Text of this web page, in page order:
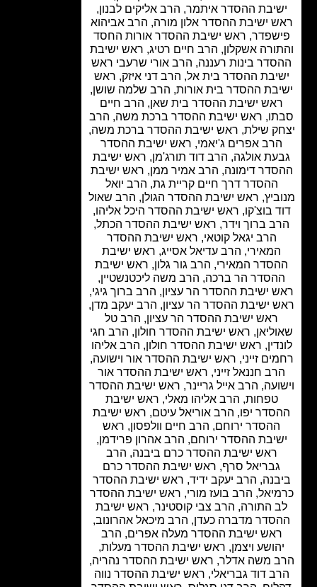
ההסדר איתמר, הרב אליקים לבנון,
ישיבת ההסדר אלון מורה, הרב אביהוא
ראש ישיבת ההסדר אורות החסד
אשקלון, הרב חיים רטיג, ראש ישיבת
בינות רעננה, הרב אורי שרעבי ראש
ההסדר בית אל, הרב דני איזק, ראש
ההסדר בית אורות, הרב שלמה שושן,
ישיבת ההסדר בית שאן, הרב חיים
ראש ישיבת ההסדר ברכת משה, הרב
שילת, ראש ישיבת ההסדר ברכת משה,
אפרים ג'יאמי, ראש ישיבת ההסדר
אולגה, הרב דוד תורג'מן, ראש ישיבת
דימונה, הרב אמיר ממן, ראש ישיבת
ההסדר דרך חיים קריית גת, הרב יואל
ראש ישיבת ההסדר הגולן, הרב שאול
בוצ'קו, ראש ישיבת ההסדר היכל אליהו,
ברוך וידר, ראש ישיבת ההסדר הכתל,
הרב יגאל קוטאי, ראש ישיבת ההסדר
הרב עדיאל אסייג, ראש ישיבת
המאירי, הרב גור גלון, ראש ישיבת
הר ברכה, הרב משה ליכטנשטיין,
ישיבת ההסדר הר עציון, הרב ברוך גיגי,
ישיבת ההסדר הר עציון, הרב יעקב מדן,
ראש ישיבת ההסדר הר עציון, הרב טל
ראש ישיבת ההסדר חולון, הרב חגי
ראש ישיבת ההסדר חולון, הרב אליהו
זייני, ראש ישיבת ההסדר אור וישועה,
חננאל זייני, ראש ישיבת ההסדר אור
הרב אייל גריינר, ראש ישיבת ההסדר
טפחות, הרב אליהו מאלי, ראש ישיבת
יפו, הרב אוריאל עיטם, ראש ישיבת
ההסדר ירוחם, הרב חיים וולפסון, ראש
ההסדר ירוחם, הרב אהרון פרידמן,
ראש ישיבת ההסדר כרם ביבנה, הרב
גבריאל סרף, ראש ישיבת ההסדר כרם
הרב יעקב ידיד, ראש ישיבת ההסדר
הרב בועז מורי, ראש ישיבת ההסדר
התורה, הרב צבי קוסטינר, ראש ישיבת
מדברה כעדן, הרב מיכאל אהרונוב,
ישיבת ההסדר מעלה אפרים, הרב
ויצמן, ראש ישיבת ההסדר מעלות,
משה אדלר, ראש ישיבת ההסדר נהריה,
דוד גבריאלי, ראש ישיבת ההסדר נווה